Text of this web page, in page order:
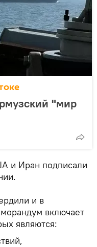
"мир
и Иран подписали
и в
включает
являются: